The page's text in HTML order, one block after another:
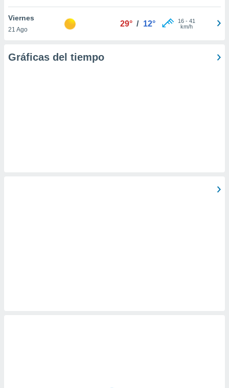
Viernes
21 Ago
29° / 12° 16- 41
km/h
Gráficas del tiempo